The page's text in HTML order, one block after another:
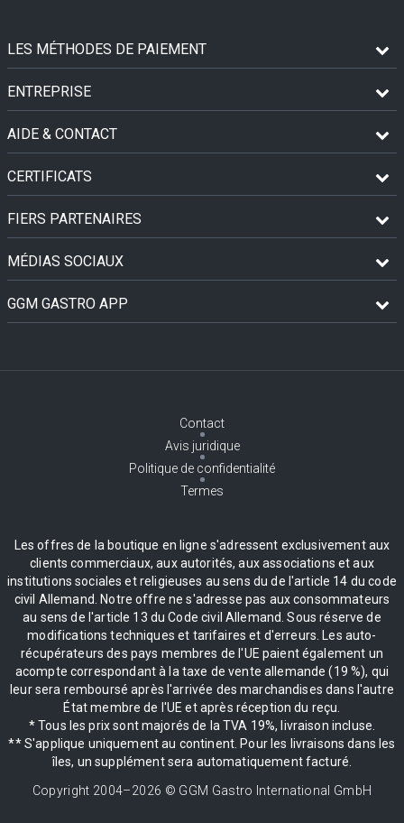
LES MÉTHODES DE PAIEMENT
ENTREPRISE
AIDE & CONTACT
CERTIFICATS
FIERS PARTENAIRES
MÉDIAS SOCIAUX
GGM GASTRO APP
Contact
Avis juridique
Politique de confidentialité
Termes
Les offres de la boutique en ligne s'adressent exclusivement aux
clients commerciaux, aux autorités, aux associations et aux
institutions sociales et religieuses au sens du de l'article 14 du code
civil Allemand. Notre offre ne s'adresse pas aux consommateurs
au sens de l'article 13 du Code civil Allemand. Sous réserve de
modifications techniques et tarifaires et d'erreurs. Les auto-
récupérateurs des pays membres de l'UE paient également un
acompte correspondant à la taxe de vente allemande (19 %), qui
leur sera remboursé après l'arrivée des marchandises dans l'autre
État membre de l'UE et après réception du reçu.
* Tous les prix sont majorés de la TVA 19%, livraison incluse.
** S'applique uniquement au continent. Pour les livraisons dans les
îles, un supplément sera automatiquement facturé.
Copyright 2004–2026 © GGM Gastro International GmbH